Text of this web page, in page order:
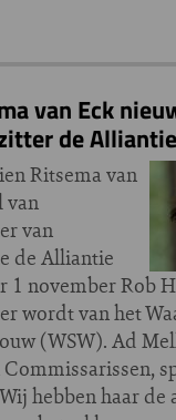
van Eck
de Alliantie
Ritsema van
van
van
de Alliantie
1 november Rob
wordt van het
(WSW). Ad
hebben haar